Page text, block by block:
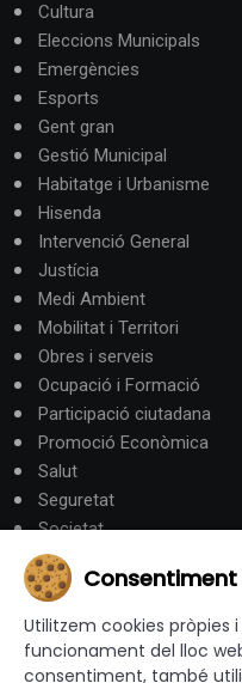
Cultura
Eleccions Municipals
Emergències
Esports
Gent gran
Gestió Municipal
Habitatge i Urbanisme
Hisenda
Intervenció General
Justícia
Medi Ambient
Mobilitat i Territori
Obres i serveis
Ocupació i Formació
Participació ciutadana
Promoció Econòmica
Salut
Seguretat
Societat
Turisme
Altres Canals
Utilitzem cookies pròpies
funcionament del lloc
consentiment, també